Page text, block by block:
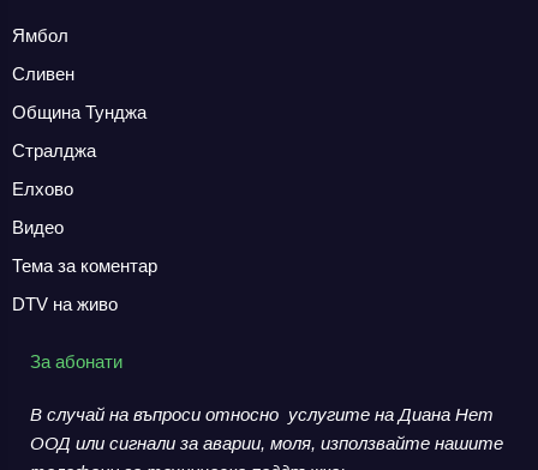
Ямбол
Сливен
Община Тунджа
Стралджа
Елхово
Видео
Тема за коментар
DTV на живо
За абонати
В случай на въпроси относно услугите на Диана Нет
ООД или сигнали за аварии, моля, използвайте нашите